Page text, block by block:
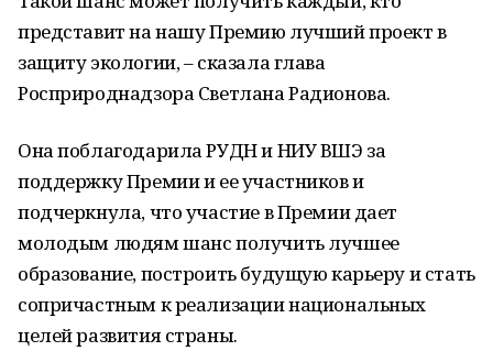
представит на нашу Премию лучший проект в
защиту экологии, – сказала глава
Росприроднадзора Светлана Радионова.
Она поблагодарила РУДН и НИУ ВШЭ за
поддержку Премии и ее участников и
подчеркнула, что участие в Премии дает
молодым людям шанс получить лучшее
образование, построить будущую карьеру и стать
сопричастным к реализации национальных
целей развития страны.